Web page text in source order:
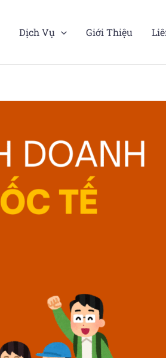
Dịch Vụ Giới Thiệu